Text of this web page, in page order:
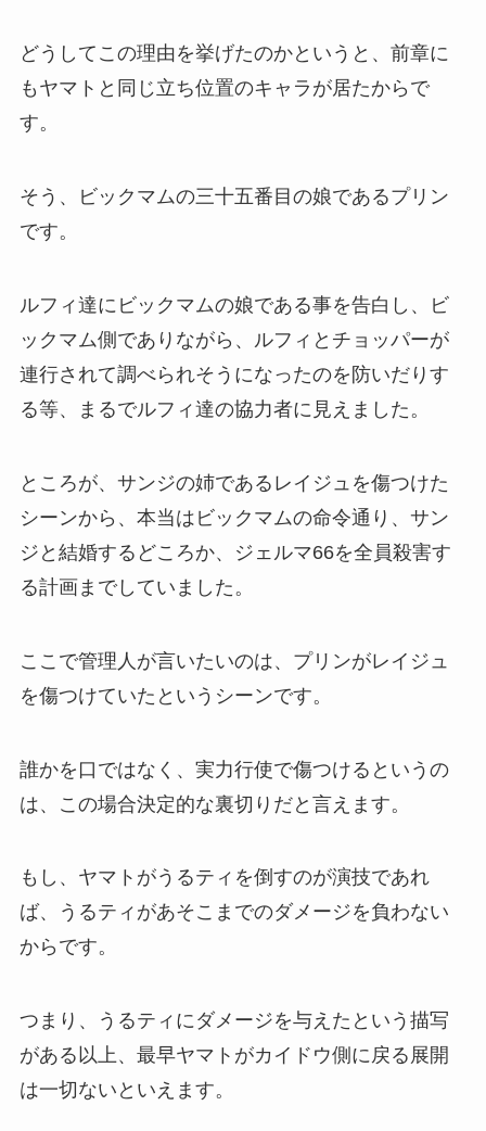
どうしてこの理由を挙げたのかというと、前章に
もヤマトと同じ立ち位置のキャラが居たからで
す。
そう、ビックマムの三十五番目の娘であるプリン
です。
ルフィ達にビックマムの娘である事を告白し、ビ
ックマム側でありながら、ルフィとチョッパーが
連行されて調べられそうになったのを防いだりす
る等、まるでルフィ達の協力者に見えました。
ところが、サンジの姉であるレイジュを傷つけた
シーンから、本当はビックマムの命令通り、サン
ジと結婚するどころか、ジェルマ66を全員殺害す
る計画までしていました。
ここで管理人が言いたいのは、プリンがレイジュ
を傷つけていたというシーンです。
誰かを口ではなく、実力行使で傷つけるというの
は、この場合決定的な裏切りだと言えます。
もし、ヤマトがうるティを倒すのが演技であれ
ば、うるティがあそこまでのダメージを負わない
からです。
つまり、うるティにダメージを与えたという描写
がある以上、最早ヤマトがカイドウ側に戻る展開
は一切ないといえます。